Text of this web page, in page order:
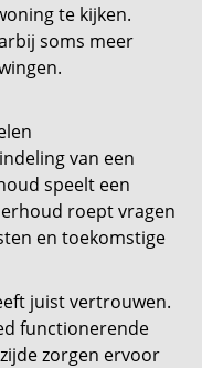
te kijken.
soms meer
van een
speelt een
roept vragen
en toekomstige
juist vertrouwen.
functionerende
zorgen ervoor